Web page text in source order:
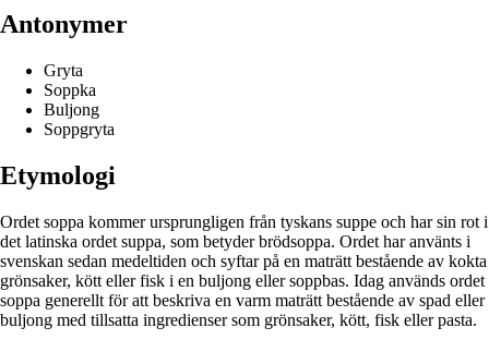
Antonymer
Gryta
Soppka
Buljong
Soppgryta
Etymologi
Ordet soppa kommer ursprungligen från tyskans suppe och har sin rot i
det latinska ordet suppa, som betyder brödsoppa. Ordet har använts i
svenskan sedan medeltiden och syftar på en maträtt bestående av kokta
grönsaker, kött eller fisk i en buljong eller soppbas. Idag används ordet
soppa generellt för att beskriva en varm maträtt bestående av spad eller
buljong med tillsatta ingredienser som grönsaker, kött, fisk eller pasta.